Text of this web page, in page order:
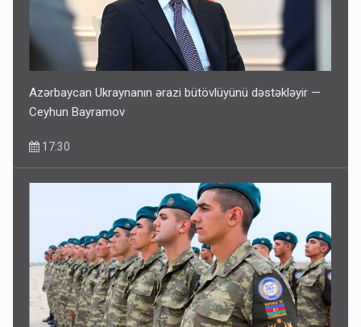
Azərbaycan Ukraynanın ərazi bütövlüyünü dəstəkləyir —
Ceyhun Bayramov
17:30